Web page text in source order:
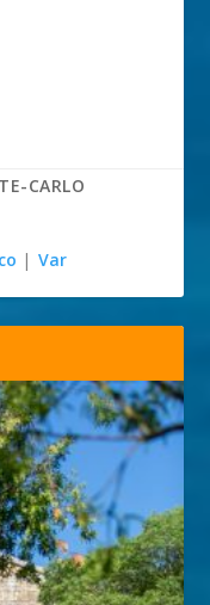
CARLO
| Var